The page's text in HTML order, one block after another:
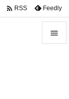

 RSS Feedly